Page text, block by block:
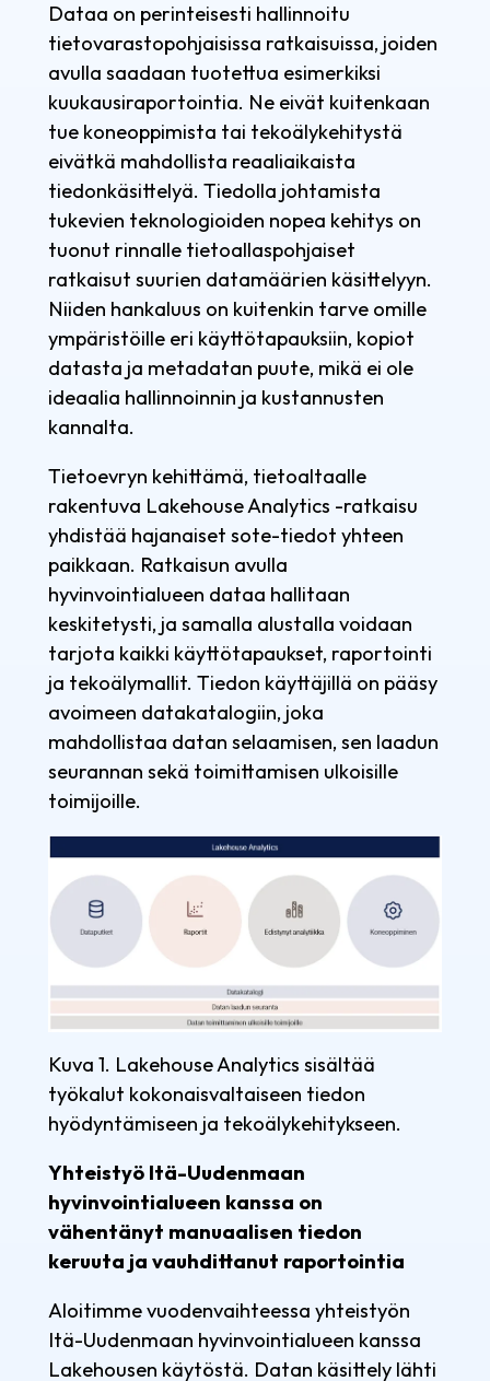
Dataa on perinteisesti hallinnoitu
tietovarastopohjaisissa ratkaisuissa, joiden
avulla saadaan tuotettua esimerkiksi
kuukausiraportointia. Ne eivät kuitenkaan
tue koneoppimista tai tekoälykehitystä
eivätkä mahdollista reaaliaikaista
tiedonkäsittelyä. Tiedolla johtamista
tukevien teknologioiden nopea kehitys on
tuonut rinnalle tietoallaspohjaiset
ratkaisut suurien datamäärien käsittelyyn.
Niiden hankaluus on kuitenkin tarve omille
ympäristöille eri käyttötapauksiin, kopiot
datasta ja metadatan puute, mikä ei ole
ideaalia hallinnoinnin ja kustannusten
kannalta.
Tietoevryn kehittämä, tietoaltaalle
rakentuva Lakehouse Analytics -ratkaisu
yhdistää hajanaiset sote-tiedot yhteen
paikkaan. Ratkaisun avulla
hyvinvointialueen dataa hallitaan
keskitetysti, ja samalla alustalla voidaan
tarjota kaikki käyttötapaukset, raportointi
ja tekoälymallit. Tiedon käyttäjillä on pääsy
avoimeen datakatalogiin, joka
mahdollistaa datan selaamisen, sen laadun
seurannan sekä toimittamisen ulkoisille
toimijoille.
Kuva 1. Lakehouse Analytics sisältää
työkalut kokonaisvaltaiseen tiedon
hyödyntämiseen ja tekoälykehitykseen.
Yhteistyö Itä-Uudenmaan
hyvinvointialueen kanssa on
vähentänyt manuaalisen tiedon
keruuta ja vauhdittanut raportointia
Aloitimme vuodenvaihteessa yhteistyön
Itä-Uudenmaan hyvinvointialueen kanssa
Lakehousen käytöstä. Datan käsittely lähti